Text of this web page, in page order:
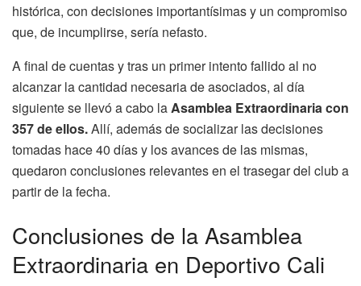
histórica, con decisiones importantísimas y un compromiso
que, de incumplirse, sería nefasto.
A final de cuentas y tras un primer intento fallido al no
alcanzar la cantidad necesaria de asociados, al día
siguiente se llevó a cabo laAsamblea Extraordinaria con
357 de ellos.Allí, además de socializar las decisiones
tomadas hace 40 días y los avances de las mismas,
quedaron conclusiones relevantes en el trasegar del club a
partir de la fecha.
Conclusiones de la Asamblea
Extraordinaria en Deportivo Cali